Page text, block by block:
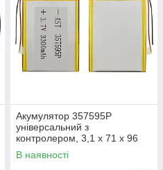
Акумулятор 357595P
універсальний з
контролером, 3,1 х 71 х 96
мм (3000 mAh)/ для
смартфона, планшета
В наявності